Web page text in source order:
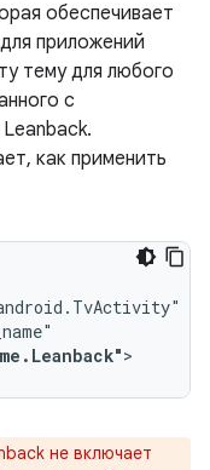
обеспечивает
приложений
тему для любого
с
как применить
>
не включает